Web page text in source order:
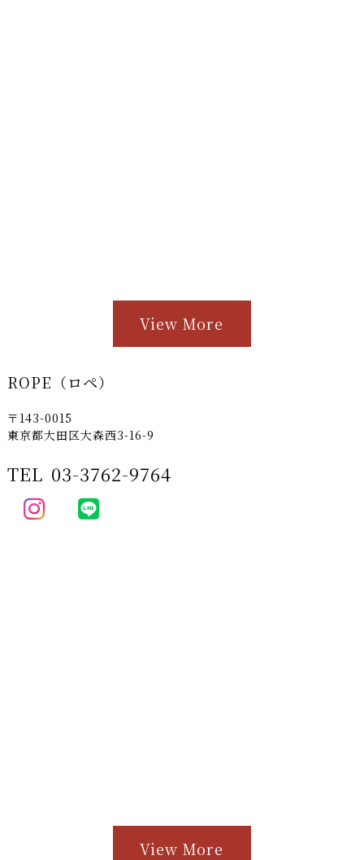
View More
ROPE（ロペ）
〒143-0015
東京都大田区大森西3-16-9
TEL 03-3762-9764
View More